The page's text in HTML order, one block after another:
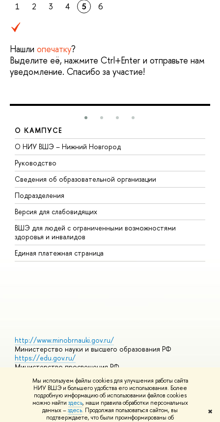
Мы используем файлы cookies для улучшения работы сайта
НИУ ВШЭ и большего удобства его использования. Более
подробную информацию об использовании файлов cookies
можно найти здесь, наши правила обработки персональных
данных –здесь. Продолжая пользоваться сайтом, вы
подтверждаете, что были проинформированы об
✖
1 2 3 4 5 6
Нашли опечатку?
Выделите её, нажмите Ctrl+Enter и отправьте нам
уведомление. Спасибо за участие!
О КАМПУСЕ
О НИУ ВШЭ – Нижний Новгород
Руководство
Сведения об образовательной организации
Подразделения
Версия для слабовидящих
ВШЭ для людей с ограниченными возможностями
здоровья и инвалидов
Единая платежная страница
http://www.minobrnauki.gov.ru/
Министерство науки и высшего образования РФ
https://edu.gov.ru/
Министерство просвещения РФ
https://elearning.hse.ru/mooc
Массовые открытые онлайн-курсы
© НИУ ВШЭ 1993–2026 Адреса и контактыУсловия